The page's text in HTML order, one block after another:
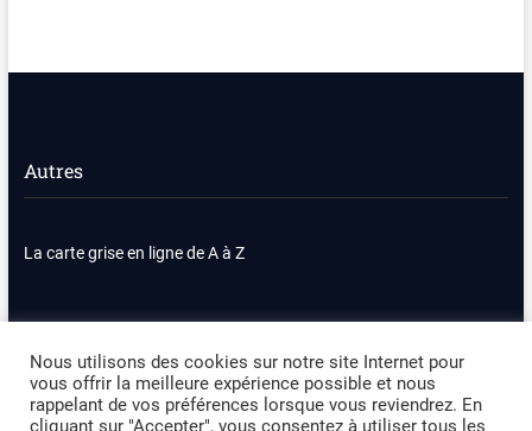
Autres
La carte grise en ligne de A à Z
Nous contacter
Plan du site
Politique de confidentialité
Mentions légales
Nous utilisons des cookies sur notre site Internet pour
vous offrir la meilleure expérience possible et nous
rappelant de vos préférences lorsque vous reviendrez. En
cliquant sur "Accepter", vous consentez à utiliser tous les